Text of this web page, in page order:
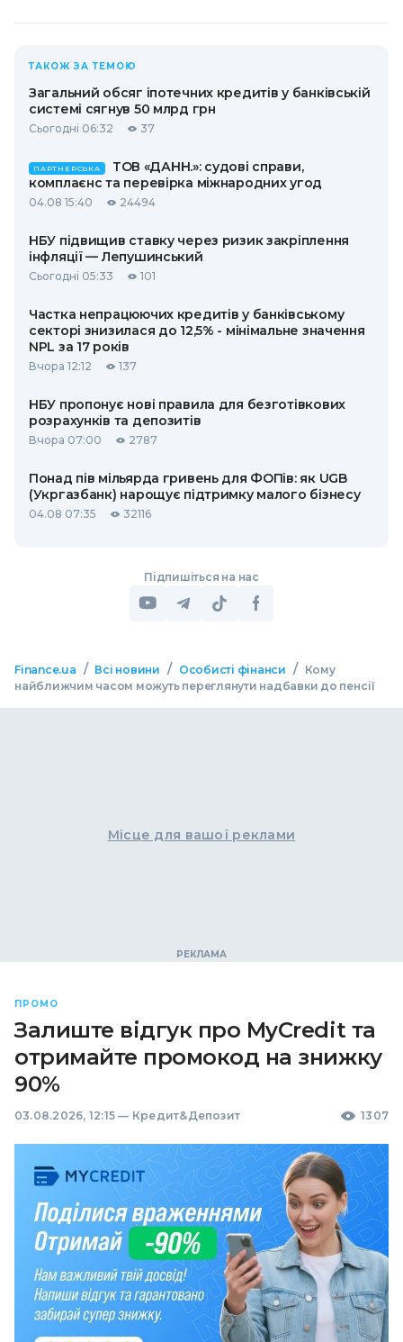
ТАКОЖ ЗА ТЕМОЮ
Загальний обсяг іпотечних кредитів у банківській
системі сягнув 50 млрд грн
Сьогодні 06:32 37
ПАРТНЕРСЬКА
ТОВ «ДАНН.»: судові справи,
комплаєнс та перевірка міжнародних угод
04.08 15:40 24494
НБУ підвищив ставку через ризик закріплення
інфляції — Лепушинський
Сьогодні 05:33 101
Частка непрацюючих кредитів у банківському
секторі знизилася до 12,5% - мінімальне значення
NPL за 17 років
Вчора 12:12 137
НБУ пропонує нові правила для безготівкових
розрахунків та депозитів
Вчора 07:00 2787
Понад пів мільярда гривень для ФОПів: як UGB
(Укргазбанк) нарощує підтримку малого бізнесу
04.08 07:35 32116
Підпишіться на нас
Finance.ua / Всі новини / Особисті фінанси /
Кому
найближчим часом можуть переглянути надбавки до пенсії
Місце для вашої реклами
ПРОМО
Залиште відгук про MyCredit та
отримайте промокод на знижку
90%
03.08.2026, 12:15 — Кредит&Депозит 1307